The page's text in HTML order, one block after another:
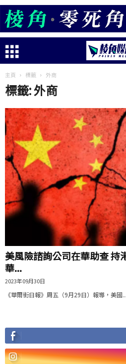
主頁 標籤 外商
標籤: 外商
美風險諮詢公司在華助查 持
華...
2023年09月30日
《華爾街日報》周五（9月29日）報導，美國...